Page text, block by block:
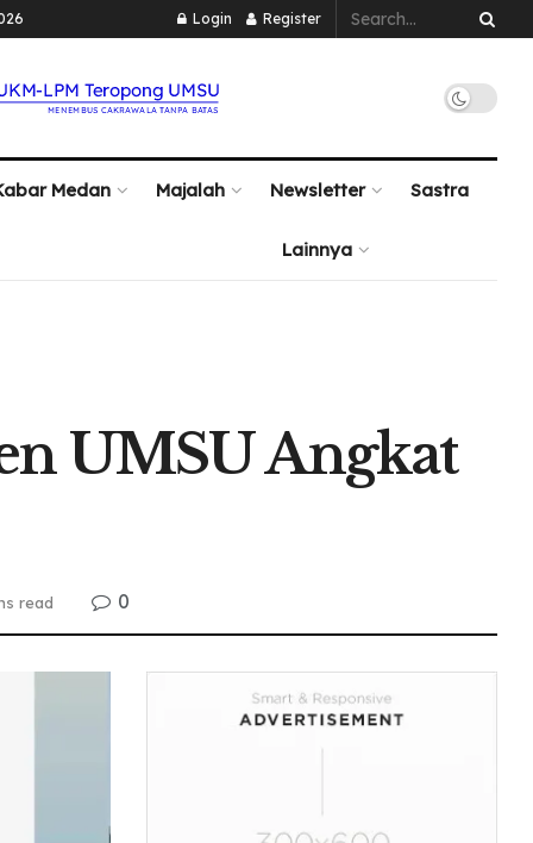
Login Register
Medan Majalah Newsletter Sastra
Lainnya
UMSU Angkat
read 0